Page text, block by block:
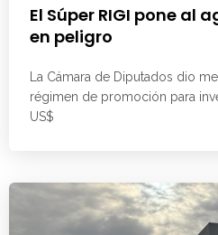
El Súper RIGI pone al
en peligro
La Cámara de Diputados dio
régimen de promoción para
US$